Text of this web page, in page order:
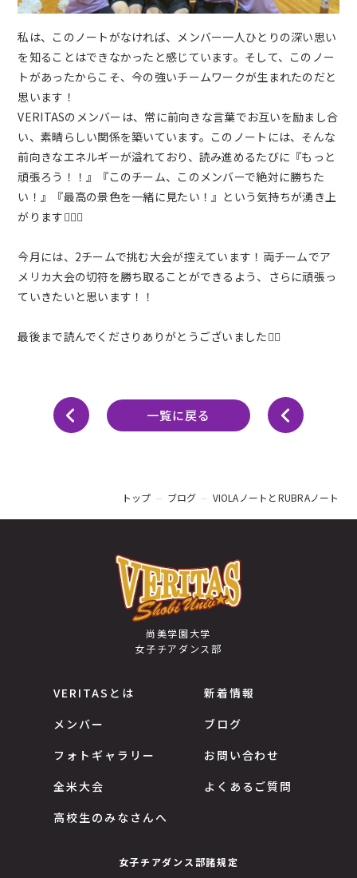
私は、このノートがなければ、メンバー一人ひとりの深い思い
を知ることはできなかったと感じています。そして、このノー
トがあったからこそ、今の強いチームワークが生まれたのだと
思います！
VERITASのメンバーは、常に前向きな言葉でお互いを励まし合
い、素晴らしい関係を築いています。このノートには、そんな
前向きなエネルギーが溢れており、読み進めるたびに『もっと
頑張ろう！！』『このチーム、このメンバーで絶対に勝ちた
い！』『最高の景色を一緒に見たい！』という気持ちが湧き上
がります❤️‍🔥💪
今月には、2チームで挑む大会が控えています！両チームでア
メリカ大会の切符を勝ち取ることができるよう、さらに頑張っ
ていきたいと思います！！
最後まで読んでくださりありがとうございました🙇‍♀️
一覧に戻る
トップ ブログ VIOLAノートとRUBRAノート
尚美学園大学
女子チアダンス部
VERITASとは
新着情報
メンバー
ブログ
フォトギャラリー
お問い合わせ
全米大会
よくあるご質問
高校生のみなさんへ
女子チアダンス部諸規定